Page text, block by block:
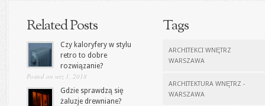
Related Posts
Czy kaloryfery w stylu
retro to dobre
rozwiązanie?
Posted on wrz 1, 2018
Gdzie sprawdzą się
żaluzje drewniane?
Tags
ARCHITEKCI WNĘTRZ
WARSZAWA
ARCHITEKTURA WNĘTRZ -
WARSZAWA